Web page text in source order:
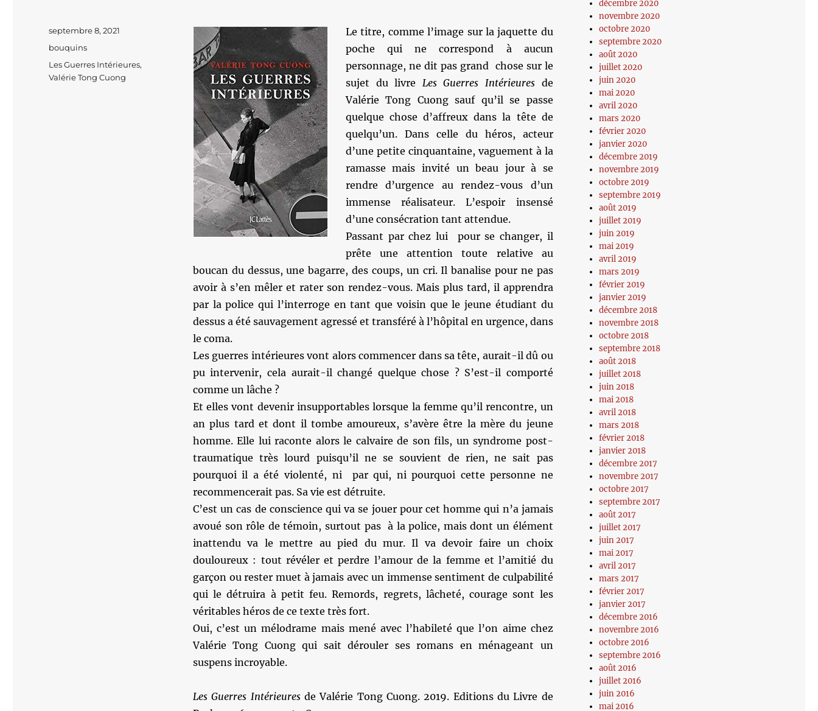
Le titre, comme l’image sur la jaquette du
poche qui ne correspond à aucun
personnage, ne dit pas grand chose sur le
sujet du livre Les Guerres Intérieures de
Valérie Tong Cuong sauf qu’il se passe
quelque chose d’affreux dans la tête de
quelqu’un. Dans celle du héros, acteur
d’une petite cinquantaine, vaguement à la
ramasse mais invité un beau jour à se
rendre d’urgence au rendez-vous d’un
immense réalisateur. L’espoir insensé
d’une consécration tant attendue.
Passant par chez lui pour se changer, il
prête une attention toute relative au
boucan du dessus, une bagarre, des coups, un cri. Il banalise pour ne pas
avoir à s’en mêler et rater son rendez-vous. Mais plus tard, il apprendra
par la police qui l’interroge en tant que voisin que le jeune étudiant du
dessus a été sauvagement agressé et transféré à l’hôpital en urgence, dans
le coma.
Les guerres intérieures vont alors commencer dans sa tête, aurait-il dû ou
pu intervenir, cela aurait-il changé quelque chose ? S’est-il comporté
comme un lâche ?
Et elles vont devenir insupportables lorsque la femme qu’il rencontre, un
an plus tard et dont il tombe amoureux, s’avère être la mère du jeune
homme. Elle lui raconte alors le calvaire de son fils, un syndrome post-
traumatique très lourd puisqu’il ne se souvient de rien, ne sait pas
pourquoi il a été violenté, ni par qui, ni pourquoi cette personne ne
recommencerait pas. Sa vie est détruite.
C’est un cas de conscience qui va se jouer pour cet homme qui n’a jamais
avoué son rôle de témoin, surtout pas à la police, mais dont un élément
inattendu va le mettre au pied du mur. Il va devoir faire un choix
douloureux : tout révéler et perdre l’amour de la femme et l’amitié du
garçon ou rester muet à jamais avec un immense sentiment de culpabilité
qui le détruira à petit feu. Remords, regrets, lâcheté, courage sont les
véritables héros de ce texte très fort.
Oui, c’est un mélodrame mais mené avec l’habileté que l’on aime chez
Valérie Tong Cuong qui sait dérouler ses romans en ménageant un
suspens incroyable.
Les Guerres Intérieures de Valérie Tong Cuong. 2019. Editions du Livre de
Publié
le
septembre 8, 2021
Catégories
bouquins
Étiquettes
Les Guerres Intérieures,
Valérie Tong Cuong
décembre 2020
novembre 2020
octobre 2020
septembre 2020
août 2020
juillet 2020
juin 2020
mai 2020
avril 2020
mars 2020
février 2020
janvier 2020
décembre 2019
novembre 2019
octobre 2019
septembre 2019
août 2019
juillet 2019
juin 2019
mai 2019
avril 2019
mars 2019
février 2019
janvier 2019
décembre 2018
novembre 2018
octobre 2018
septembre 2018
août 2018
juillet 2018
juin 2018
mai 2018
avril 2018
mars 2018
février 2018
janvier 2018
décembre 2017
novembre 2017
octobre 2017
septembre 2017
août 2017
juillet 2017
juin 2017
mai 2017
avril 2017
mars 2017
février 2017
janvier 2017
décembre 2016
novembre 2016
octobre 2016
septembre 2016
août 2016
juillet 2016
juin 2016
mai 2016